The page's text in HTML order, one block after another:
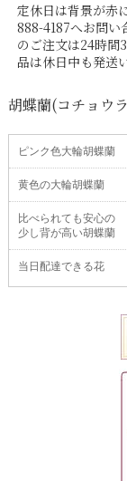
定休日は背景が赤
888-4187へお問い
のご注文は24時間
品は休日中も発送
胡蝶蘭(コチョウ
ピンク色大輪胡蝶蘭
黄色の大輪胡蝶蘭
比べられても安心の
少し背が高い胡蝶蘭
当日配達できる花